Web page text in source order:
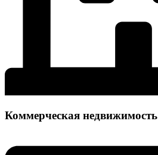
Коммерческая недвижимость